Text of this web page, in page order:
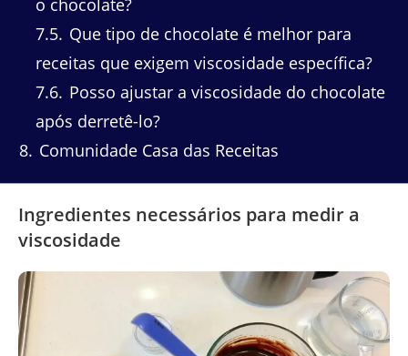
7.5 Que tipo de chocolate é melhor para
receitas que exigem viscosidade específica?
7.6 Posso ajustar a viscosidade do chocolate
após derretê-lo?
8 Comunidade Casa das Receitas
Ingredientes necessários para medir a
viscosidade